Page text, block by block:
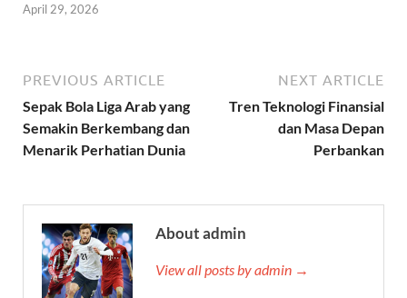
April 29, 2026
PREVIOUS ARTICLE
Sepak Bola Liga Arab yang
Semakin Berkembang dan
Menarik Perhatian Dunia
NEXT ARTICLE
Tren Teknologi Finansial
dan Masa Depan
Perbankan
About admin
View all posts by admin →